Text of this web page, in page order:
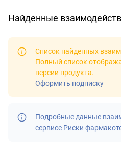
Найденные
Список найденных
Полный список
версии продукта.
Оформить подписку
Подробные данные
сервисе Риски